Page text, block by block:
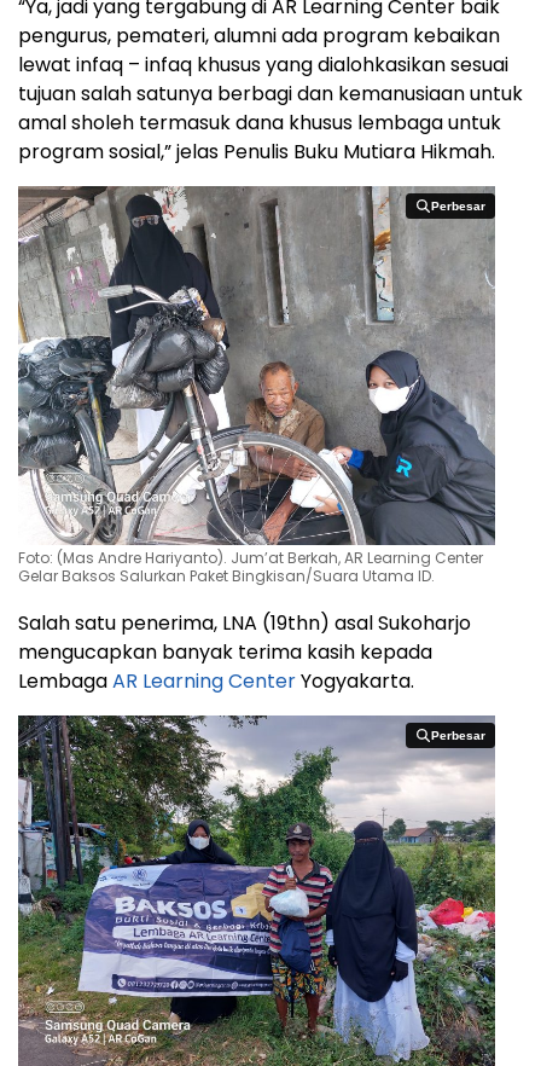
“Ya, jadi yang tergabung di AR Learning Center baik
pengurus, pemateri, alumni ada program kebaikan
lewat infaq – infaq khusus yang dialohkasikan sesuai
tujuan salah satunya berbagi dan kemanusiaan untuk
amal sholeh termasuk dana khusus lembaga untuk
program sosial,” jelas Penulis Buku Mutiara Hikmah.
Perbesar
Perbesar
Foto: (Mas Andre Hariyanto). Jum’at Berkah, AR Learning Center
Gelar Baksos Salurkan Paket Bingkisan/Suara Utama ID.
Salah satu penerima, LNA (19thn) asal Sukoharjo
mengucapkan banyak terima kasih kepada
LembagaAR Learning CenterYogyakarta.
Perbesar
Perbesar